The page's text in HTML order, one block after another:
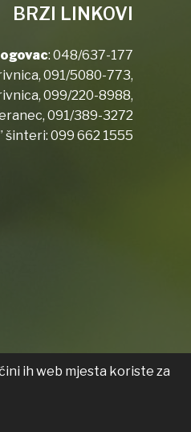
BRZI LINKOVI
: 048/637-177
091/5080-773,
099/220-8988,
091/389-3272
šinteri: 099 662 1555
ih web mjesta koriste za